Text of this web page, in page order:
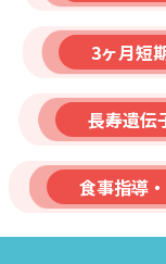
3ヶ月短
長寿遺伝
食事指導